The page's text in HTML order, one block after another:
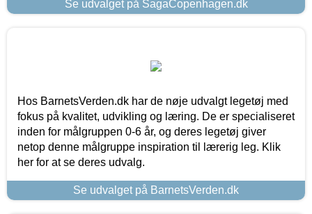
Se udvalget på SagaCopenhagen.dk
Hos BarnetsVerden.dk har de nøje udvalgt legetøj med
fokus på kvalitet, udvikling og læring. De er specialiseret
inden for målgruppen 0-6 år, og deres legetøj giver
netop denne målgruppe inspiration til lærerig leg. Klik
her for at se deres udvalg.
Se udvalget på BarnetsVerden.dk